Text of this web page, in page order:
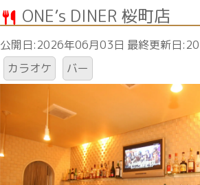
ONE’s DINER 桜町店
公開日:2026年06月03日 最終更新日
カラオケ
バー